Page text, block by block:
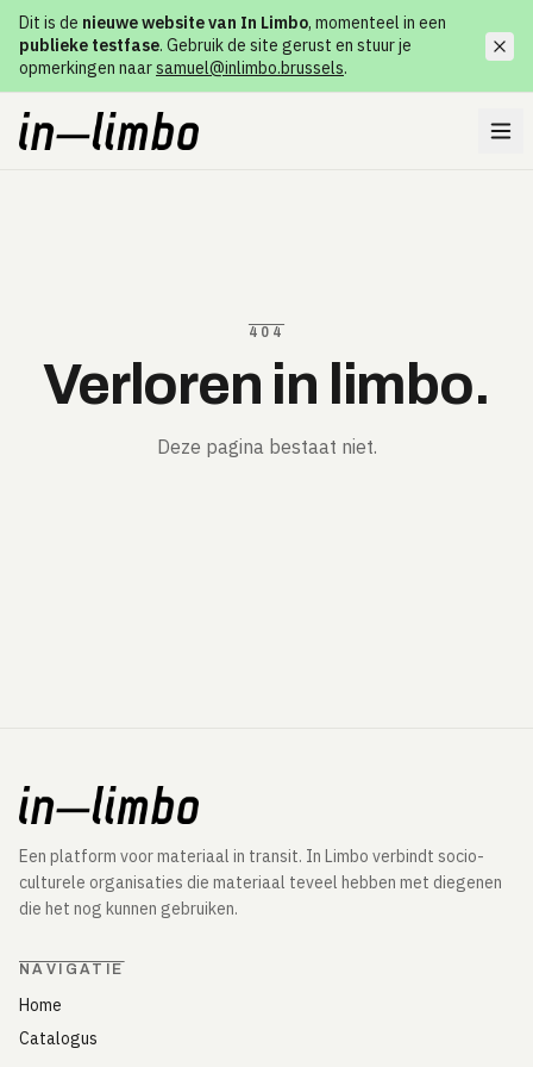
Dit is de nieuwe website van In Limbo, momenteel in een
publieke testfase. Gebruik de site gerust en stuur je
opmerkingen naarsamuel@inlimbo.brussels.
404
Verloren in limbo.
Deze pagina bestaat niet.
Een platform voor materiaal in transit. In Limbo verbindt socio-
culturele organisaties die materiaal teveel hebben met diegenen
die het nog kunnen gebruiken.
NAVIGATIE
Home
Catalogus